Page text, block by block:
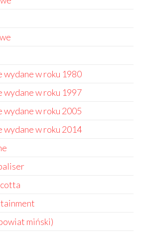
wydane w roku 1980
wydane w roku 1997
wydane w roku 2005
wydane w roku 2014
miński)